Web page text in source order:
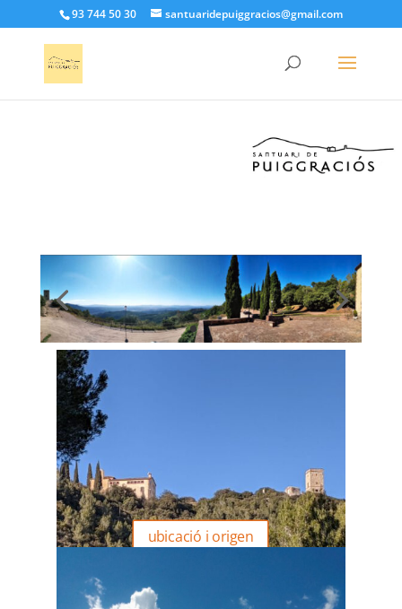
93 744 50 30 santuaridepuiggracios@gmail.com
ubicació i origen
Presència benedictina